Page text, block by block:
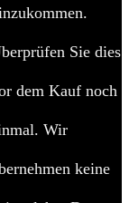
Sie dies
dem Kauf noch
Wir
keine